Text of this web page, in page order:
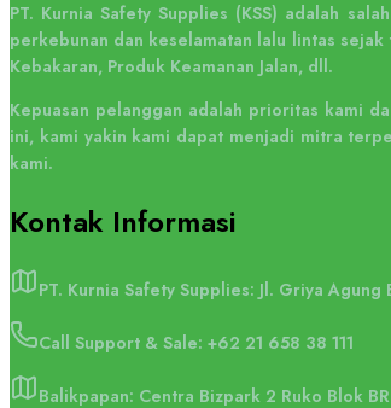
PT. Kurnia Safety Supplies (KSS) adalah
perkebunan dan keselamatan lalu lintas
Kebakaran, Produk Keamanan Jalan, dll.
Kepuasan pelanggan adalah prioritas kami
ini, kami yakin kami dapat menjadi mitra
kami.
Kontak Informasi
PT. Kurnia Safety Supplies: Jl. Griya
Call Support & Sale: +62 21 658 38 111
Balikpapan: Centra Bizpark 2 Ruko Blok